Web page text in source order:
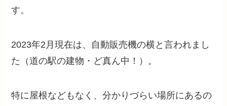
す。
2023年2月現在は、自動販売機の横と言われまし
た（道の駅の建物・ど真ん中！）。
特に屋根などもなく、分かりづらい場所にあるの